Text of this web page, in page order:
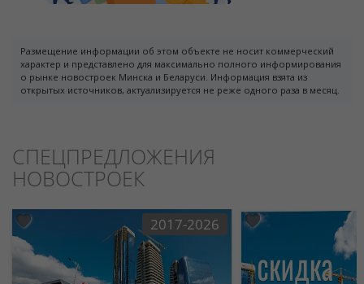
Размещение информации об этом объекте не носит коммерческий
характер и представлено для максимально полного информирования
о рынке новостроек Минска и Беларуси. Информация взята из
открытых источников, актуализируется не реже одного раза в месяц.
СПЕЦПРЕДЛОЖЕНИЯ
НОВОСТРОЕК
2017-2026